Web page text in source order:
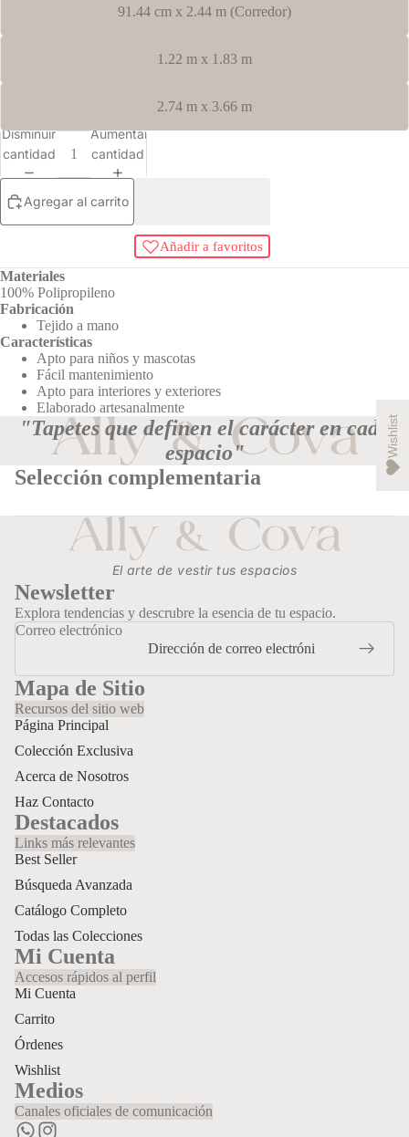
Abrir
imagen
pantalla
completa
Abrir
imagen
pantalla
completa
Abrir
imagen
pantalla
completa
Abrir
imagen
pantalla
completa
91.44 cm x 2.44 m (Corredor)
1.22 m x 1.83 m
2.74 m x 3.66 m
Disminuir
cantidad
Aumentar
cantidad
Agregar al carrito
Añadir a favoritos
Materiales
100% Polipropileno
Fabricación
Tejido a mano
Características
Apto para niños y mascotas
Fácil mantenimiento
Apto para interiores y exteriores
Elaborado artesanalmente
"Tapetes que definen el carácter en cada
espacio"
Selección complementaria
El arte de vestir tus espacios
Newsletter
Explora tendencias y descrubre la esencia de tu espacio.
Correo electrónico
Mapa de Sitio
Recursos del sitio web
Página Principal
Colección Exclusiva
Acerca de Nosotros
Haz Contacto
Destacados
Links más relevantes
Best Seller
Búsqueda Avanzada
Catálogo Completo
Todas las Colecciones
Mi Cuenta
Accesos rápidos al perfil
Mi Cuenta
Carrito
Órdenes
Wishlist
Medios
Canales oficiales de comunicación
Wishlist